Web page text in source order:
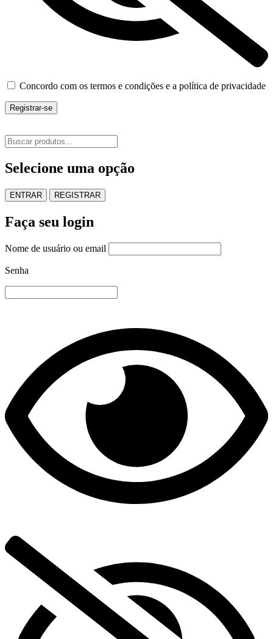
Concordo com os termos e condições e a política de privacidade
Registrar-se
Selecione uma opção
ENTRAR REGISTRAR
Faça seu login
Nome de usuário ou email
Senha